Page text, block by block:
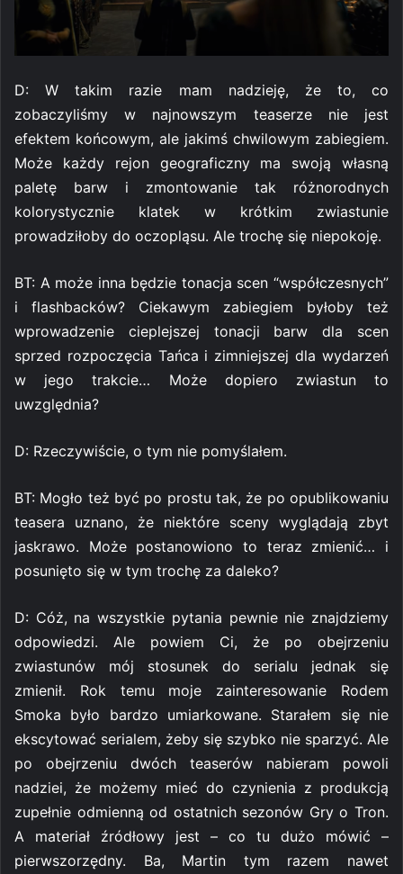
D: W takim razie mam nadzieję, że to, co
zobaczyliśmy w najnowszym teaserze nie jest
efektem końcowym, ale jakimś chwilowym zabiegiem.
Może każdy rejon geograficzny ma swoją własną
paletę barw i zmontowanie tak różnorodnych
kolorystycznie klatek w krótkim zwiastunie
prowadziłoby do oczopląsu. Ale trochę się niepokoję.
BT: A może inna będzie tonacja scen “współczesnych”
i flashbacków? Ciekawym zabiegiem byłoby też
wprowadzenie cieplejszej tonacji barw dla scen
sprzed rozpoczęcia Tańca i zimniejszej dla wydarzeń
w jego trakcie… Może dopiero zwiastun to
uwzględnia?
D: Rzeczywiście, o tym nie pomyślałem.
BT: Mogło też być po prostu tak, że po opublikowaniu
teasera uznano, że niektóre sceny wyglądają zbyt
jaskrawo. Może postanowiono to teraz zmienić… i
posunięto się w tym trochę za daleko?
D: Cóż, na wszystkie pytania pewnie nie znajdziemy
odpowiedzi. Ale powiem Ci, że po obejrzeniu
zwiastunów mój stosunek do serialu jednak się
zmienił. Rok temu moje zainteresowanie Rodem
Smoka było bardzo umiarkowane. Starałem się nie
ekscytować serialem, żeby się szybko nie sparzyć. Ale
po obejrzeniu dwóch teaserów nabieram powoli
nadziei, że możemy mieć do czynienia z produkcją
zupełnie odmienną od ostatnich sezonów Gry o Tron.
A materiał źródłowy jest – co tu dużo mówić –
pierwszorzędny. Ba, Martin tym razem nawet